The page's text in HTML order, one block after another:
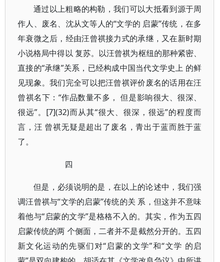
通过以上粗略的构勒，我们可以大抵看到源于周
作人、废名、沈从文等人的“文学的 启蒙”传统，在多
年衰微之后，经由汪曾祺接力式的承继，又在新时期
小说格局中得以 复苏。以汪曾祺为枢纽的那种紧密、
直接的“承继”关系，已经构成中国当代文学史上 的鲜
见现象。我们完全可以把汪曾祺评价废名的话用在汪
曾祺名下：“作品数量不多， 但是影响很大、很深、
很远”。[7](32)而从其“很大、很深，很远”的程度而
言，汪 曾祺无疑是超出了废名，青出于蓝而胜于蓝
了。
四
但是，必须说明的是，在以上的论述中，我们强
调汪曾祺与“文学的启蒙”传统的关 系，但这并不意味
着他与“启蒙的文学”是格格不入的。其实，作为五四
启蒙传统的两 个侧面，二者并不是截然分开的。五四
新文化运动的先驱们对“启蒙的文学”和“文学 的启